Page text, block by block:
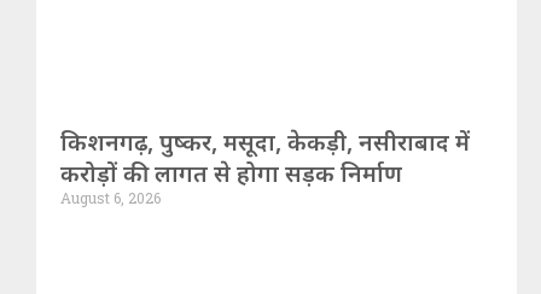
किशनगढ़, पुष्कर, मसूदा, केकड़ी, नसीराबाद में
करोड़ों की लागत से होगा सड़क निर्माण
August 6, 2026